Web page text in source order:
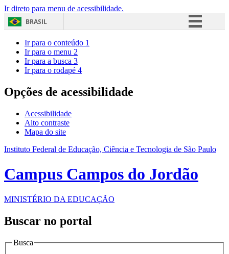
Ir direto para menu de acessibilidade.
BRASIL
Acesso à informação
Ir para o conteúdo 1
Ir para o menu 2
Ir para a busca 3
Ir para o rodapé 4
Opções de acessibilidade
Acessibilidade
Alto contraste
Mapa do site
Instituto Federal de Educação, Ciência e Tecnologia de São Paulo
Campus Campos do Jordão
MINISTÉRIO DA EDUCAÇÃO
Buscar no portal
Busca